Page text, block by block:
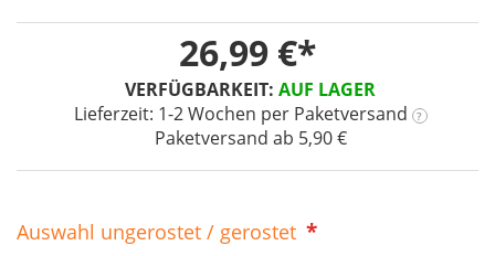
VERFÜGBARKEIT: AUF LAGER
Lieferzeit: 1-2 Wochen per Paketversand ?
Paketversand ab 5,90 €
26,99 €
Auswahl ungerostet / gerostet